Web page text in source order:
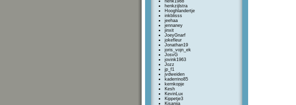
henk1988
henkzijlstra
Hooghlandertje
inkblisss
jeehaa
jennaney
jinxit
JoeyGnarf
jokefleur
Jonathan19
joris_vojn_ek
JosvG
jovink1963
Jozz
jp_f1
jvdweiden
kaderrino85
kernkopje
Kesh
KevinLux
Kippetje3
Kisanija